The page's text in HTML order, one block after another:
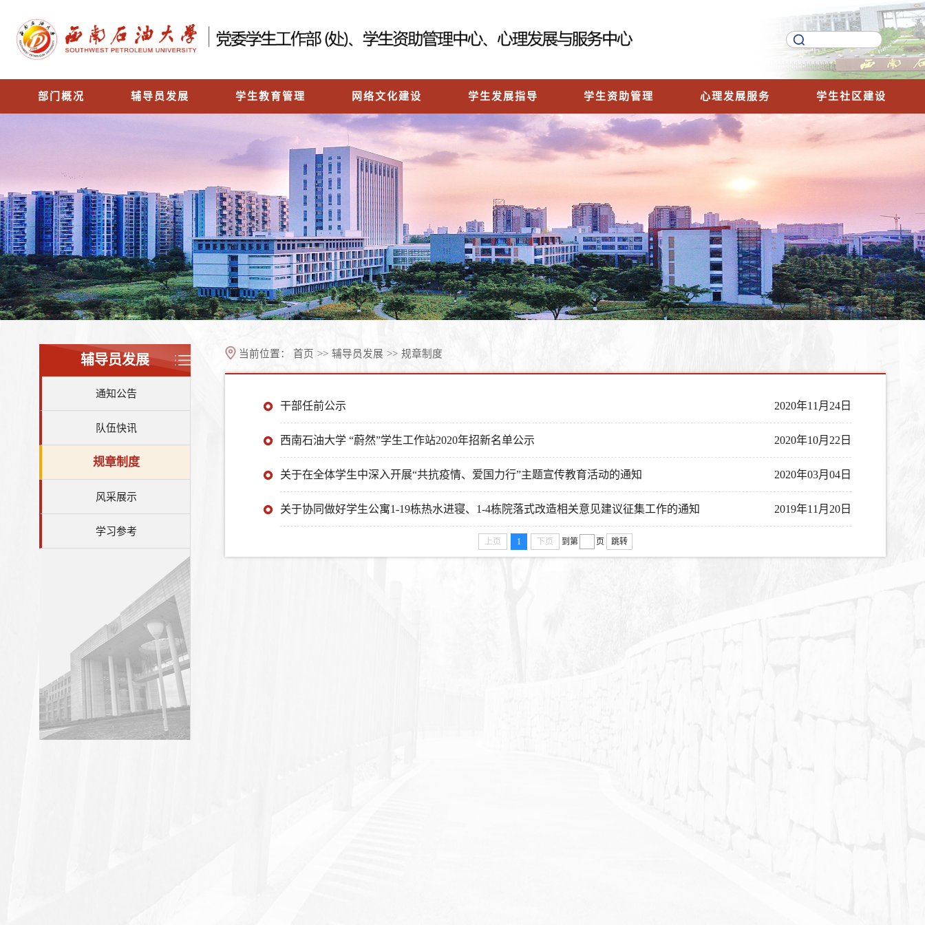
部门概况 辅导员发展 学生教育管理 网络文化建设 学生发展指导 学生资助管理 心理发展服务 学生社区建设
辅导员发展
通知公告
队伍快讯
规章制度
风采展示
学习参考
当前位置： 首页 >> 辅导员发展 >> 规章制度
干部任前公示 2020年11月24日
西南石油大学 “蔚然”学生工作站2020年招新名单公示 2020年10月22日
关于在全体学生中深入开展“共抗疫情、爱国力行”主题宣传教育活动的通知 2020年03月04日
关于协同做好学生公寓1-19栋热水进寝、1-4栋院落式改造相关意见建议征集工作的通知 2019年11月20日
上页 1 下页 到第 页 跳转